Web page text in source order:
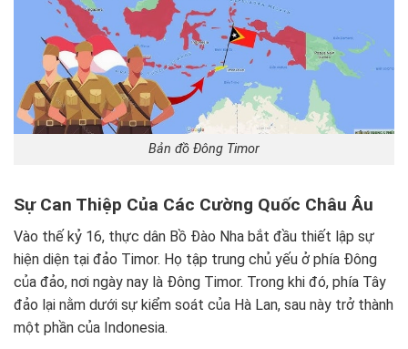
Bản đồ Đông Timor
Sự Can Thiệp Của Các Cường Quốc Châu Âu
Vào thế kỷ 16, thực dân Bồ Đào Nha bắt đầu thiết lập sự
hiện diện tại đảo Timor. Họ tập trung chủ yếu ở phía Đông
của đảo, nơi ngày nay là Đông Timor. Trong khi đó, phía Tây
đảo lại nằm dưới sự kiểm soát của Hà Lan, sau này trở thành
một phần của Indonesia.